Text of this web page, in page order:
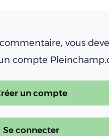
vous
compte
un compte
Se connecter